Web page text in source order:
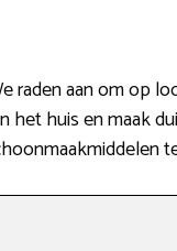
raden aan om op
huis en maak